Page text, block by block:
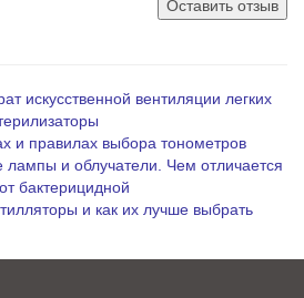
Оставить отзыв
искусственной вентиляции легких
и правилах выбора тонометров
и облучатели. Чем отличается
бактерицидной
и как их лучше выбрать